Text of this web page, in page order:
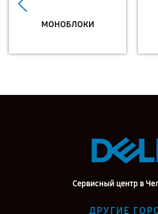
МОНОБЛОКИ
Сервисный центр в
ДРУГИЕ